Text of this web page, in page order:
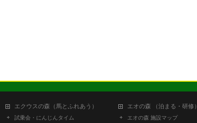
エクウスの森（馬とふれあう）
試乗会・にんじんタイム
エオの森 （泊まる・研修）
エオの森 施設マップ